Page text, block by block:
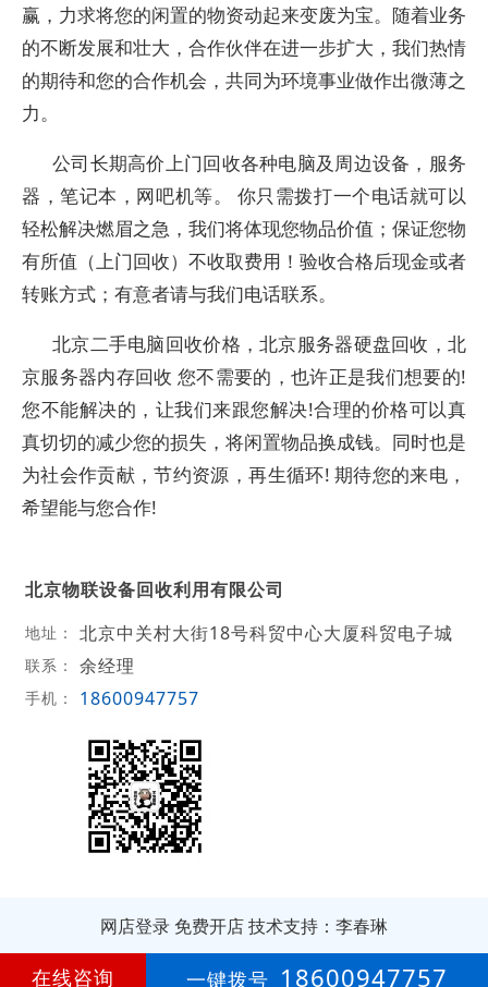
赢，力求将您的闲置的物资动起来变废为宝。随着业务
的不断发展和壮大，合作伙伴在进一步扩大，我们热情
的期待和您的合作机会，共同为环境事业做作出微薄之
力。
公司长期高价上门回收各种电脑及周边设备，服务
器，笔记本，网吧机等。 你只需拨打一个电话就可以
轻松解决燃眉之急，我们将体现您物品价值；保证您物
有所值（上门回收）不收取费用！验收合格后现金或者
转账方式；有意者请与我们电话联系。
北京二手电脑回收价格，北京服务器硬盘回收，北
京服务器内存回收 您不需要的，也许正是我们想要的!
您不能解决的，让我们来跟您解决!合理的价格可以真
真切切的减少您的损失，将闲置物品换成钱。同时也是
为社会作贡献，节约资源，再生循环! 期待您的来电，
希望能与您合作!
北京物联设备回收利用有限公司
地址： 北京中关村大街18号科贸中心大厦科贸电子城
联系： 余经理
手机： 18600947757
网店登录 免费开店技术支持：李春琳
第5年
在线咨询 一键拨号 18600947757